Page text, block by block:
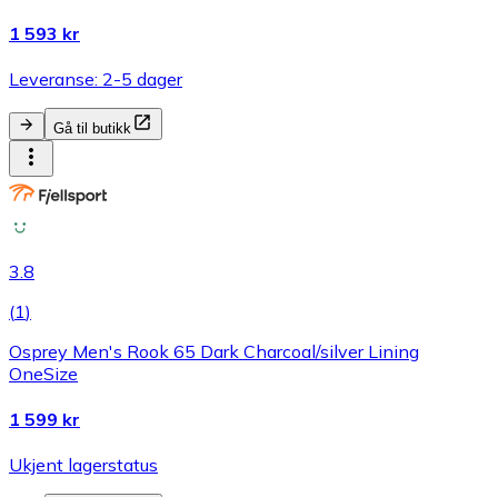
1 593 kr
Leveranse: 2-5 dager
Gå til butikk
3.8
(1)
Osprey Men's Rook 65 Dark Charcoal/silver Lining
OneSize
1 599 kr
Ukjent lagerstatus